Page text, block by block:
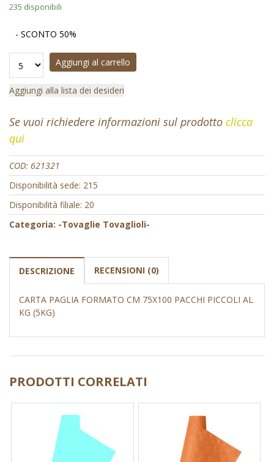
235 disponibili
- SCONTO 50%
Aggiungi al carrello
Aggiungi alla lista dei desideri
Se vuoi richiedere informazioni sul prodotto clicca
qui
COD: 621321
Disponibilità sede: 215
Disponibilità filiale: 20
Categoria: -Tovaglie Tovaglioli-
DESCRIZIONE RECENSIONI (0)
CARTA PAGLIA FORMATO CM 75X100 PACCHI PICCOLI AL
KG (5KG)
PRODOTTI CORRELATI